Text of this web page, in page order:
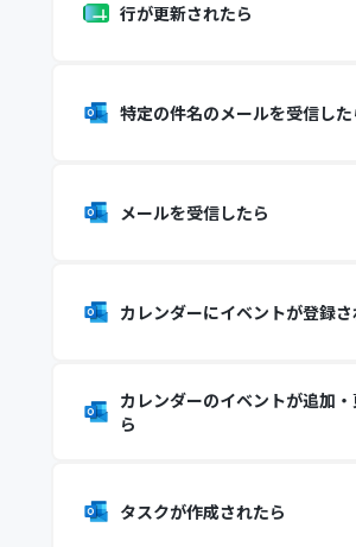
行が更新されたら
特定の件名のメールを受信した
メールを受信したら
カレンダーにイベントが登録さ
カレンダーのイベントが追加
ら
タスクが作成されたら